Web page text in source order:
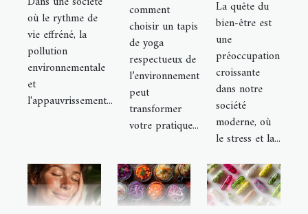
où le rythme de
vie effréné, la
pollution
environnementale
et
l'appauvrissement...
comment
choisir un tapis
de yoga
respectueux de
l’environnement
peut
transformer
votre pratique...
La quête du
bien-être est
une
préoccupation
croissante
dans notre
société
moderne, où
le stress et la...